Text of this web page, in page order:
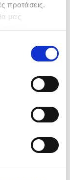
προτάσεις.
μας
με την
σχετικά με